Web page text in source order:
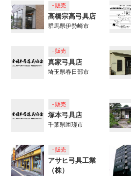
- 販売
高橋宗高弓具店
群馬県伊勢崎市
- 販売
真家弓具店
埼玉県春日部市
- 販売
塚本弓具店
千葉県匝瑳市
- 販売
アサヒ弓具工業
（株）